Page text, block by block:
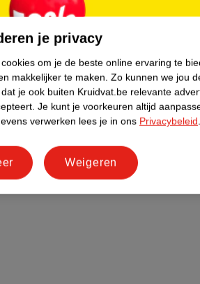
je privacy
om je de beste online ervaring te
makkelijker te maken. Zo kunnen we jou
je ook buiten Kruidvat.be relevante
Je kunt je voorkeuren altijd
verwerken lees je in ons Privacybeleid.
Weigeren